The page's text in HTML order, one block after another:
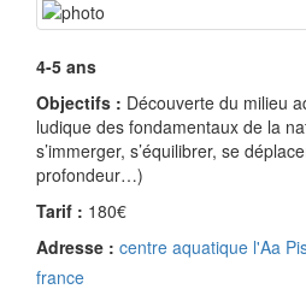
4-5 ans
Objectifs : Découverte du milieu
ludique des fondamentaux de la
s’immerger, s’équilibrer, se
profondeur…)
Tarif : 180€
Adresse : centre aquatique l'Aa
france